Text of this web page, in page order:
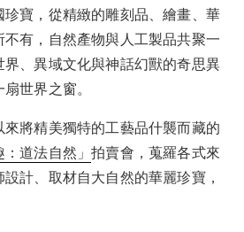
寶，從精緻的雕刻品、繪畫、華
有，自然產物與人工製品共聚一
、異域文化與神話幻獸的奇思異
世界之窗。
將精美獨特的工藝品什襲而藏的
：道法自然」拍賣會，蒐羅各式來
計、取材自大自然的華麗珍寶，